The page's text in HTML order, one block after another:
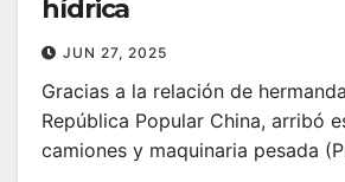
hídrica
JUN 27, 2025
Gracias a la relación de
República Popular China, arribó
camiones y maquinaria pesada